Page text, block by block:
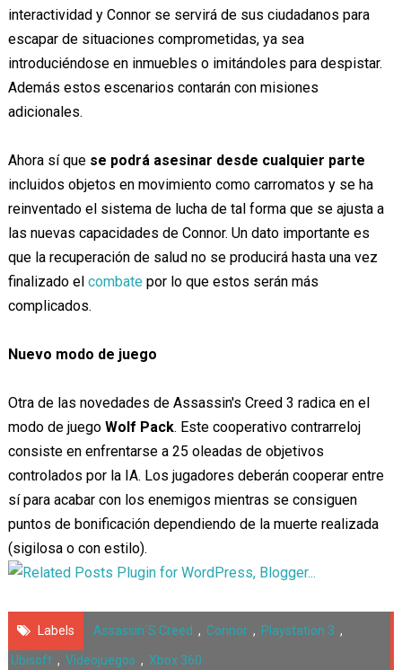
interactividad y Connor se servirá de sus ciudadanos para
escapar de situaciones comprometidas, ya sea
introduciéndose en inmuebles o imitándoles para despistar.
Además estos escenarios contarán con misiones
adicionales.
Ahora sí que se podrá asesinar desde cualquier parte
incluidos objetos en movimiento como carromatos y se ha
reinventado el sistema de lucha de tal forma que se ajusta a
las nuevas capacidades de Connor. Un dato importante es
que la recuperación de salud no se producirá hasta una vez
finalizado el combatepor lo que estos serán más
complicados.
Nuevo modo de juego
Otra de las novedades de Assassin's Creed 3 radica en el
modo de juego Wolf Pack. Este cooperativo contrarreloj
consiste en enfrentarse a 25 oleadas de objetivos
controlados por la IA. Los jugadores deberán cooperar entre
sí para acabar con los enemigos mientras se consiguen
puntos de bonificación dependiendo de la muerte realizada
(sigilosa o con estilo).
Labels Assassin´s Creed , Connor , Playstation 3 ,
Ubisoft , Videojuegos , Xbox 360